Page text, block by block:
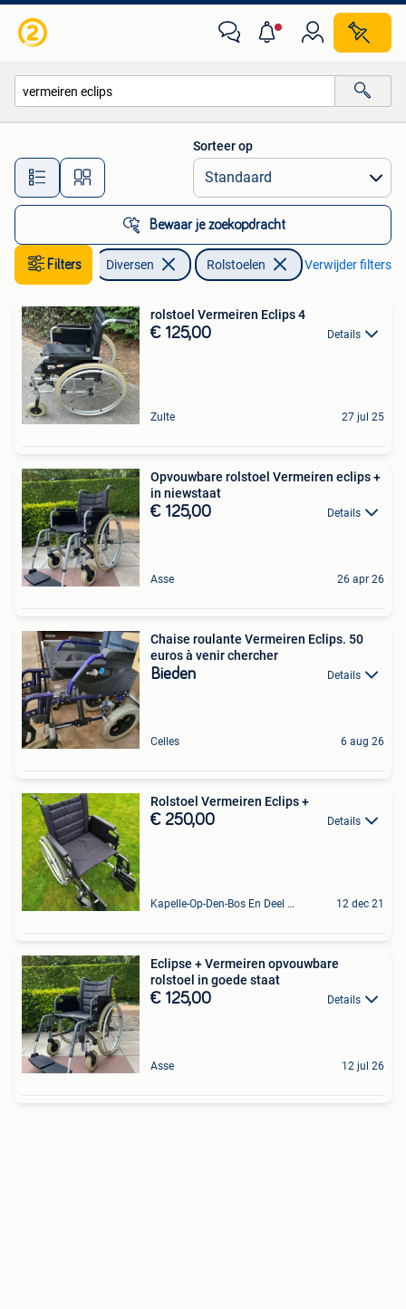
Alle afstanden…
Sorteer op
Bewaar je zoekopdracht
Filters Diversen Rolstoelen Verwijder filters
rolstoel Vermeiren Eclips 4
€ 125,00 Details
Zulte 27 jul 25
Opvouwbare rolstoel Vermeiren eclips +
in niewstaat
€ 125,00 Details
Asse 26 apr 26
Chaise roulante Vermeiren Eclips. 50
euros à venir chercher
Bieden Details
Celles 6 aug 26
Rolstoel Vermeiren Eclips +
€ 250,00 Details
Kapelle-Op-Den-Bos En Deel Van Zemst 12 dec 21
Eclipse + Vermeiren opvouwbare
rolstoel in goede staat
€ 125,00 Details
Asse 12 jul 26